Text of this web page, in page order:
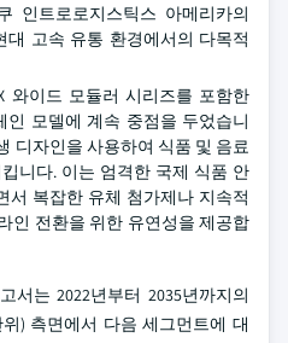
인트로로지스틱스 아메리카의
대 고속 유통 환경에서의 다목적
와이드 모듈러 시리즈를 포함한
인 모델에 계속 중점을 두었습니
디자인을 사용하여 식품 및 음료
니다. 이는 엄격한 국제 식품 안
서 복잡한 유체 첨가제나 지속적
인 전환을 위한 유연성을 제공합
서는 2022년부터 2035년까지의
) 측면에서 다음 세그먼트에 대